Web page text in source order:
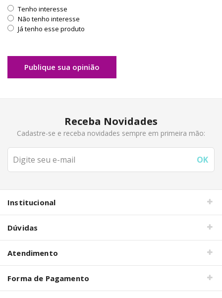
Tenho interesse
Não tenho interesse
Já tenho esse produto
Publique sua opinião
Receba Novidades
Cadastre-se e receba novidades sempre em primeira mão:
Institucional
Dúvidas
Atendimento
Forma de Pagamento